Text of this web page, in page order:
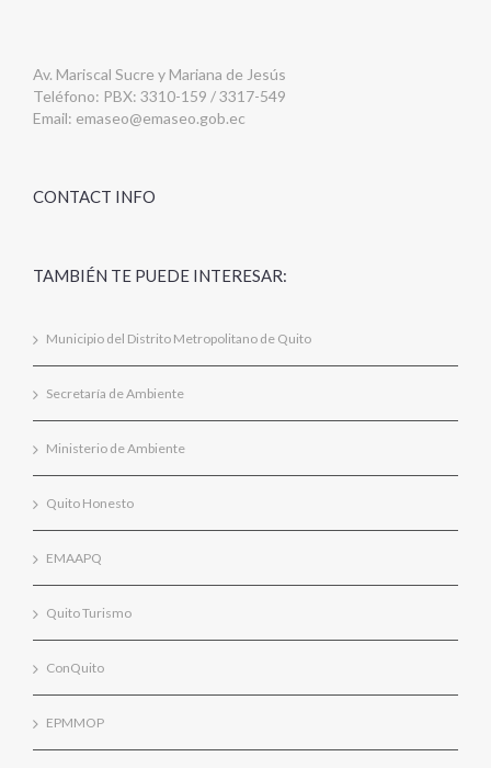
Av. Mariscal Sucre y Mariana de Jesús
Teléfono: PBX: 3310-159 / 3317-549
Email: emaseo@emaseo.gob.ec
CONTACT INFO
TAMBIÉN TE PUEDE INTERESAR:
Municipio del Distrito Metropolitano de Quito
Secretaría de Ambiente
Ministerio de Ambiente
Quito Honesto
EMAAPQ
Quito Turismo
ConQuito
EPMMOP